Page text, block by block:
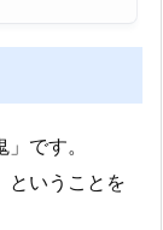
です。
ということを